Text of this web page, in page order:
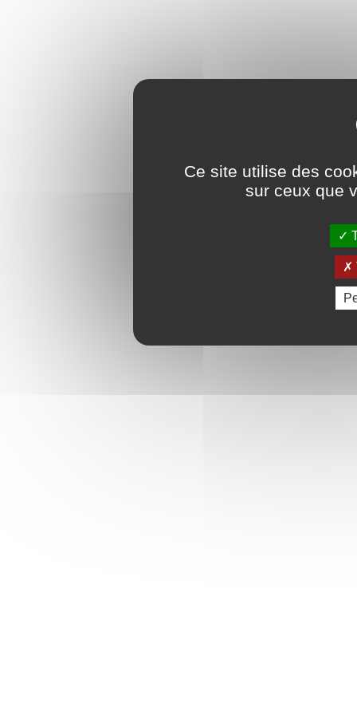
Ce site utilise des
sur ceux que